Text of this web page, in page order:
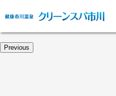
Previous